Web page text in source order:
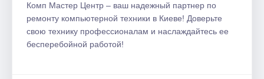
Комп Мастер Центр – ваш надежный партнер по
ремонту компьютерной техники в Киеве!​ Доверьте
свою технику профессионалам и наслаждайтесь ее
бесперебойной работой!​